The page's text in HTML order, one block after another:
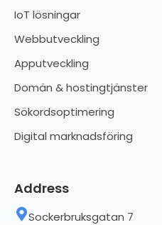
IoT lösningar
Webbutveckling
Apputveckling
Domän & hostingtjänster
Sökordsoptimering
Digital marknadsföring
Address
Sockerbruksgatan 7